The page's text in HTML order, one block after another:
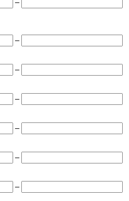
–
–
–
–
–
–
–